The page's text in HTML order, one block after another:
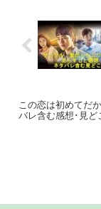
この恋は初めてだ
バレ含む感想･見ど